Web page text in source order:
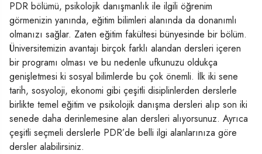
PDR bölümü, psikolojik danışmanlık ile ilgili öğrenim
görmenizin yanında, eğitim bilimleri alanında da donanımlı
olmanızı sağlar. Zaten eğitim fakültesi bünyesinde bir bölüm.
Üniversitemizin avantajı birçok farklı alandan dersleri içeren
bir programı olması ve bu nedenle ufkunuzu oldukça
genişletmesi ki sosyal bilimlerde bu çok önemli. İlk iki sene
tarih, sosyoloji, ekonomi gibi çeşitli disiplinlerden derslerle
birlikte temel eğitim ve psikolojik danışma dersleri alıp son iki
senede daha derinlemesine alan dersleri alıyorsunuz. Ayrıca
çeşitli seçmeli derslerle PDR’de belli ilgi alanlarınıza göre
dersler alabilirsiniz.